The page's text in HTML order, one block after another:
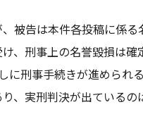
被告は本件各投稿に係
、刑事上の名誉毀損は
に刑事手続きが進められ
、実刑判決が出ているの